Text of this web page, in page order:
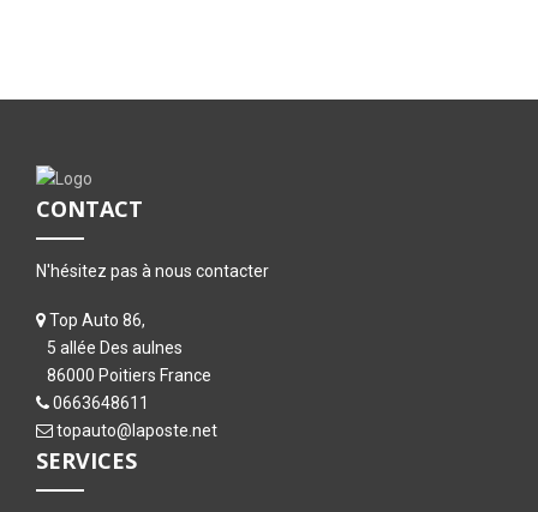
CONTACT
N'hésitez pas à nous contacter
Top Auto 86,
5 allée Des aulnes
86000 Poitiers France
0663648611
topauto@laposte.net
SERVICES